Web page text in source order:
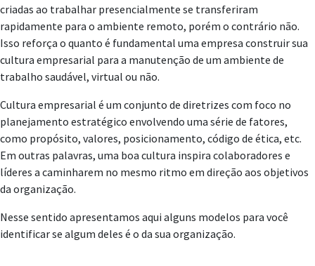
criadas ao trabalhar presencialmente se transferiram
rapidamente para o ambiente remoto, porém o contrário não.
Isso reforça o quanto é fundamental uma empresa construir sua
cultura empresarial para a manutenção de um ambiente de
trabalho saudável, virtual ou não.
Cultura empresarial é um conjunto de diretrizes com foco no
planejamento estratégico envolvendo uma série de fatores,
como propósito, valores, posicionamento, código de ética, etc.
Em outras palavras, uma boa cultura inspira colaboradores e
líderes a caminharem no mesmo ritmo em direção aos objetivos
da organização.
Nesse sentido apresentamos aqui alguns modelos para você
identificar se algum deles é o da sua organização.